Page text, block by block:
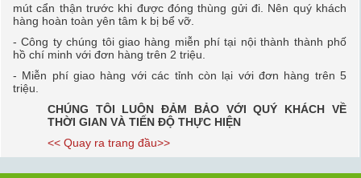
mút cẩn thận trước khi được đóng thùng gửi đi. Nên quý khách
hàng hoàn toàn yên tâm k bị bể vỡ.
- Công ty chúng tôi giao hàng miễn phí tại nội thành thành phố
hồ chí minh với đơn hàng trên 2 triệu.
- Miễn phí giao hàng với các tỉnh còn lại với đơn hàng trên 5
triệu.
CHÚNG TÔI LUÔN ĐẢM BẢO VỚI QUÝ KHÁCH VỀ
THỜI GIAN VÀ TIẾN ĐỘ THỰC HIỆN
<< Quay ra trang đầu>>